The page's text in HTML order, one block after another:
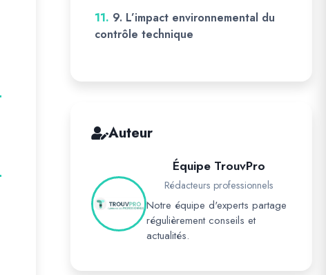
11. 9. L’impact environnemental du
contrôle technique
Auteur
Équipe TrouvPro
Rédacteurs professionnels
Notre équipe d'experts partage
régulièrement conseils et
actualités.